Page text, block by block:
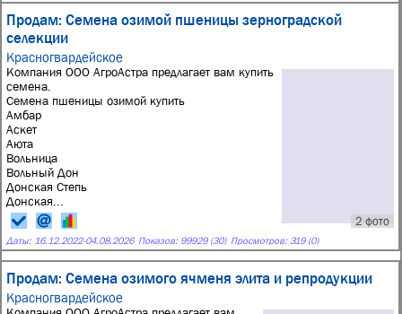
Продам: Семена озимой пшеницы зерноградской
селекции
Красногвардейское
2 фото
Компания ООО АгроАстра предлагает вам купить
семена.
Семена пшеницы озимой купить
Амбар
Аскет
Аюта
Вольница
Вольный Дон
Донская Степь
Донская...
Даты: 16.12.2022-04.08.2026 Показов: 99929 (30) Просмотров: 319 (0)
Продам: Семена озимого ячменя элита и репродукции
Красногвардейское